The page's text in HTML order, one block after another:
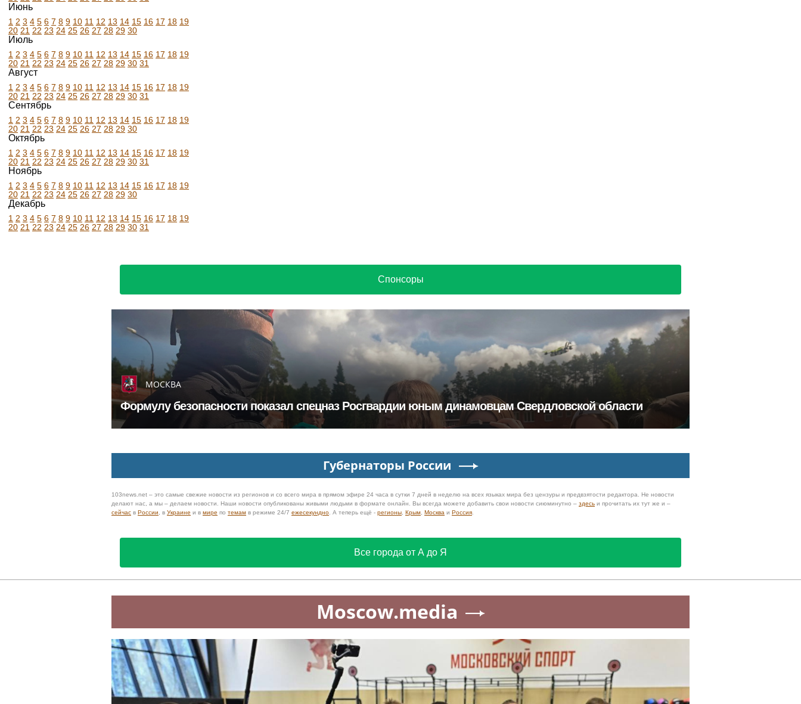
Июнь
1 2 3 4 5 6 7 8 9 10 11 12 13 14 15 16 17 18 19
20 21 22 23 24 25 26 27 28 29 30
Июль
1 2 3 4 5 6 7 8 9 10 11 12 13 14 15 16 17 18 19
20 21 22 23 24 25 26 27 28 29 30 31
Август
1 2 3 4 5 6 7 8 9 10 11 12 13 14 15 16 17 18 19
20 21 22 23 24 25 26 27 28 29 30 31
Сентябрь
1 2 3 4 5 6 7 8 9 10 11 12 13 14 15 16 17 18 19
20 21 22 23 24 25 26 27 28 29 30
Октябрь
1 2 3 4 5 6 7 8 9 10 11 12 13 14 15 16 17 18 19
20 21 22 23 24 25 26 27 28 29 30 31
Ноябрь
1 2 3 4 5 6 7 8 9 10 11 12 13 14 15 16 17 18 19
20 21 22 23 24 25 26 27 28 29 30
Декабрь
1 2 3 4 5 6 7 8 9 10 11 12 13 14 15 16 17 18 19
20 21 22 23 24 25 26 27 28 29 30 31
Спонсоры
МОСКВА
Формулу безопасности показал спецназ Росгвардии юным динамовцам Свердловской области
Губернаторы России
103news.net – это самые свежие новости из регионов и со всего мира в прямом эфире 24 часа в сутки 7 дней в неделю на всех языках мира без цензуры и предвзятости редактора. Не новости
делают нас, а мы – делаем новости. Наши новости опубликованы живыми людьми в формате онлайн. Вы всегда можете добавить свои новости сиюминутно – здесь и прочитать их тут же и –
сейчас в России , в Украине и в мире по темам в режиме 24/7 ежесекундно . А теперь ещё - регионы Крым Москва и Россия
Все города от А до Я
Moscow.media